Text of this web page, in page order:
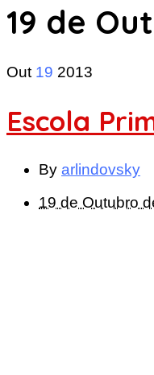
19 de
Out 19 2013
Escola
By arlindovsky
19 de Outubro